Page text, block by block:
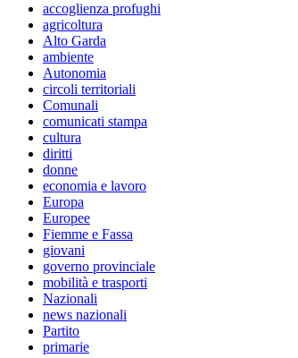
accoglienza profughi
agricoltura
Alto Garda
ambiente
Autonomia
circoli territoriali
Comunali
comunicati stampa
cultura
diritti
donne
economia e lavoro
Europa
Europee
Fiemme e Fassa
giovani
governo provinciale
mobilità e trasporti
Nazionali
news nazionali
Partito
primarie